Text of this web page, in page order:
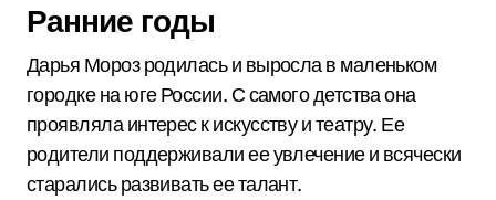
Ранние годы
Дарья Мороз родилась и выросла в маленьком
городке на юге России. С самого детства она
проявляла интерес к искусству и театру. Ее
родители поддерживали ее увлечение и всячески
старались развивать ее талант.